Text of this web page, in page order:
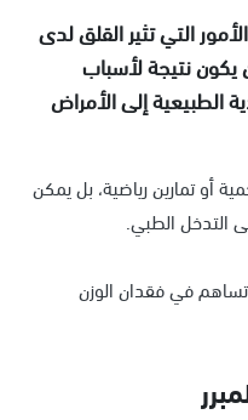
التي تثير القلق لدى
نتيجة لأسباب
الطبيعية إلى الأمراض
أو تمارين رياضية، بل يمكن
التدخل الطبي.
12 سببًا قد تساهم في فقدان الوزن